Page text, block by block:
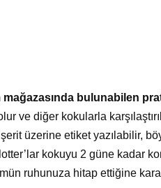
mağazasında bulunabilen
ve diğer kokularla
üzerine etiket yazılabilir,
kokuyu 2 güne kadar
ruhunuza hitap ettiğine